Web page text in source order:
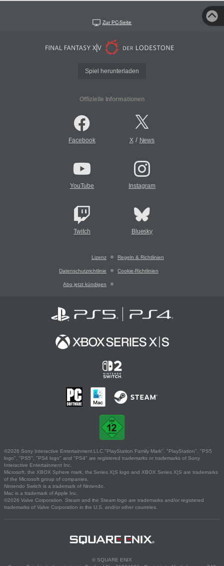
Zur PC-Seite
Spiel herunterladen
Offizielle Informationen
Facebook X/ News
YouTube Instagram
Twitch Bluesky
Lizenz Regeln & Richtlinien
Datenschutzrichtlinie Cookie-Richtlinien
Abo jetzt kündigen
©2026 Sony Interactive Entertainment LLC."PlayStation Family Mark", "PlayStation", "PS5
logo", "PS5", "PS4 logo" and "PS4" are registered trademarks or trademarks of Sony
Interactive Entertainment Inc.
Microsoft, the XBOX Sphere mark, the Series X|S logo and XBOX Series X|S are trademarks
of the Microsoft group of companies.
Nintendo Switch is a trademark of Nintendo.
Mac is a trademark of Apple Inc.
©2026 Valve Corporation. Steam and the Steam logo are trademarks and/or registered
trademarks of Valve Corporation in the U.S. and/or other countries.
© SQUARE ENIX